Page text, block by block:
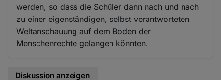
werden, so dass die Schüler dann nach und nach
zu einer eigenständigen, selbst verantworteten
Weltanschauung auf dem Boden der
Menschenrechte gelangen könnten.
Diskussion anzeigen